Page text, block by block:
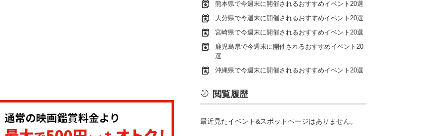
熊本県で今週末に開催されるおすすめイベント20選
大分県で今週末に開催されるおすすめイベント20選
宮崎県で今週末に開催されるおすすめイベント20選
鹿児島県で今週末に開催されるおすすめイベント20
選
沖縄県で今週末に開催されるおすすめイベント20選
閲覧履歴
最近見たイベント&スポットページはありません。